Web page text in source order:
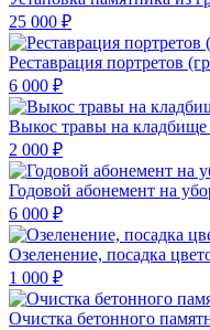
25 000 ₽
Реставрация портретов
6 000 ₽
Выкос травы на кладбище
2 000 ₽
Годовой абонемент на
6 000 ₽
Озеленение, посадка
1 000 ₽
Очистка бетонного